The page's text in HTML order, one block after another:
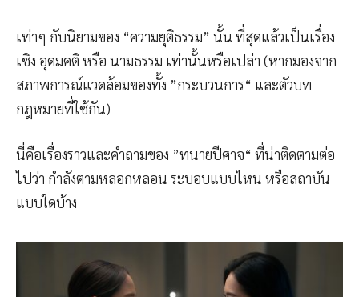
เท่าๆ กับนิยามของ “ความยุติธรรม” นั้น ที่สุดแล้วเป็นเรื่อง
เชิง อุดมคติ หรือ นามธรรม เท่านั้นหรือเปล่า (หากมองจาก
สภาพการณ์แวดล้อมของทั้ง ”กระบวนการ“ และตัวบท
กฎหมายที่ใช้กัน)
นี่คือเรื่องราวและคำถามของ ”ทนายปีศาจ“ ที่น่าติดตามต่อ
ไปว่า กำลังตามหลอกหลอน ระบอบแบบไหน หรือสถาบัน
แบบใดบ้าง